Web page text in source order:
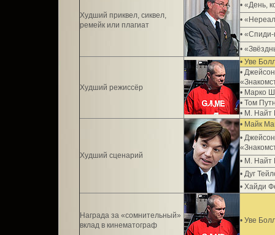
Худший приквел, сиквел,
ремейк или плагиат
• «День,
•
•
•
Худший режиссёр
• Уве
•
• Марко
• Том
• М.
Худший сценарий
• Майк
•
• М.
• Дуг
• Хайди
Награда за «сомнительный»
вклад в кинематограф
• Уве